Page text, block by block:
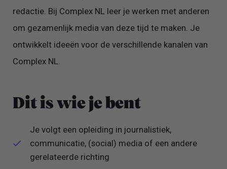
redactie. Bij Complex NL leer je werken met anderen
om gezamenlijk media van deze tijd te maken. Je
ontwikkelt ideeën voor de verschillende kanalen van
Complex NL.
Dit is wie je bent
Je volgt een opleiding in journalistiek,
communicatie, (social) media of een andere
gerelateerde richting